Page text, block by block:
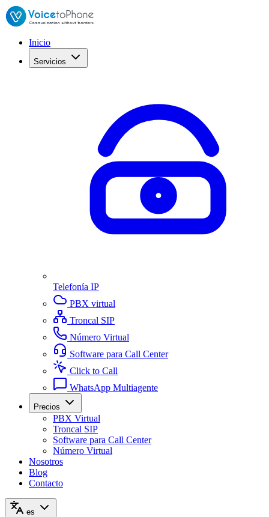
Inicio
Servicios
Telefonía IP
PBX virtual
Troncal SIP
Número Virtual
Software para Call Center
Click to Call
WhatsApp Multiagente
Precios
PBX Virtual
Troncal SIP
Software para Call Center
Número Virtual
Nosotros
Blog
Contacto
es